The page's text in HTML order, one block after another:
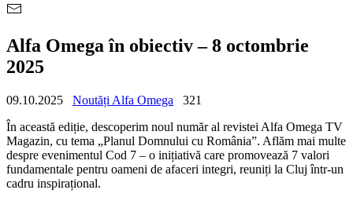
Alfa Omega în obiectiv – 8 octombrie
2025
09.10.2025 Noutăți Alfa Omega
321
În această ediție, descoperim noul număr al revistei Alfa Omega TV
Magazin, cu tema „Planul Domnului cu România”. Aflăm mai multe
despre evenimentul Cod 7 – o inițiativă care promovează 7 valori
fundamentale pentru oameni de afaceri integri, reuniți la Cluj într-un
cadru inspirațional.